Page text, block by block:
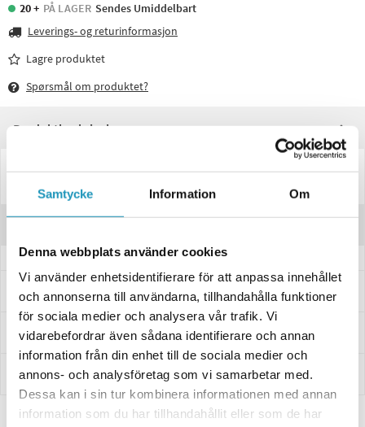
Samtycke Information Om
Denna webbplats använder cookies
Vi använder enhetsidentifierare för att anpassa innehållet
och annonserna till användarna, tillhandahålla funktioner
för sociala medier och analysera vår trafik. Vi
vidarebefordrar även sådana identifierare och annan
information från din enhet till de sociala medier och
annons- och analysföretag som vi samarbetar med.
Dessa kan i sin tur kombinera informationen med annan
information som du har tillhandahållit eller som de har
20 + PÅ LAGER Sendes Umiddelbart
Leverings- og returinformasjon
Lagre produktet
Spørsmål om produktet?
Produktbeskrivelse
Frikobelingshouse til ATV Vinsj 12v 1588KG - 3500LBS Syntetlina
Spørsmål og svar
Levering og retur
Innbetaling